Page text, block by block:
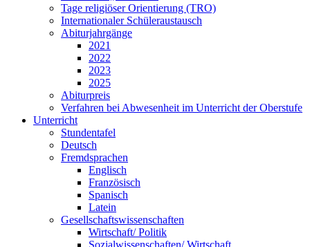
Tage religiöser Orientierung (TRO)
Internationaler Schüleraustausch
Abiturjahrgänge
2021
2022
2023
2025
Abiturpreis
Verfahren bei Abwesenheit im Unterricht der Oberstufe
Unterricht
Stundentafel
Deutsch
Fremdsprachen
Englisch
Französisch
Spanisch
Latein
Gesellschaftswissenschaften
Wirtschaft/ Politik
Sozialwissenschaften/ Wirtschaft